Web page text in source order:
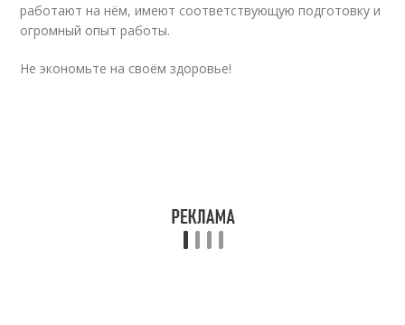
работают на нём, имеют соответствующую подготовку и
огромный опыт работы.
Не экономьте на своём здоровье!